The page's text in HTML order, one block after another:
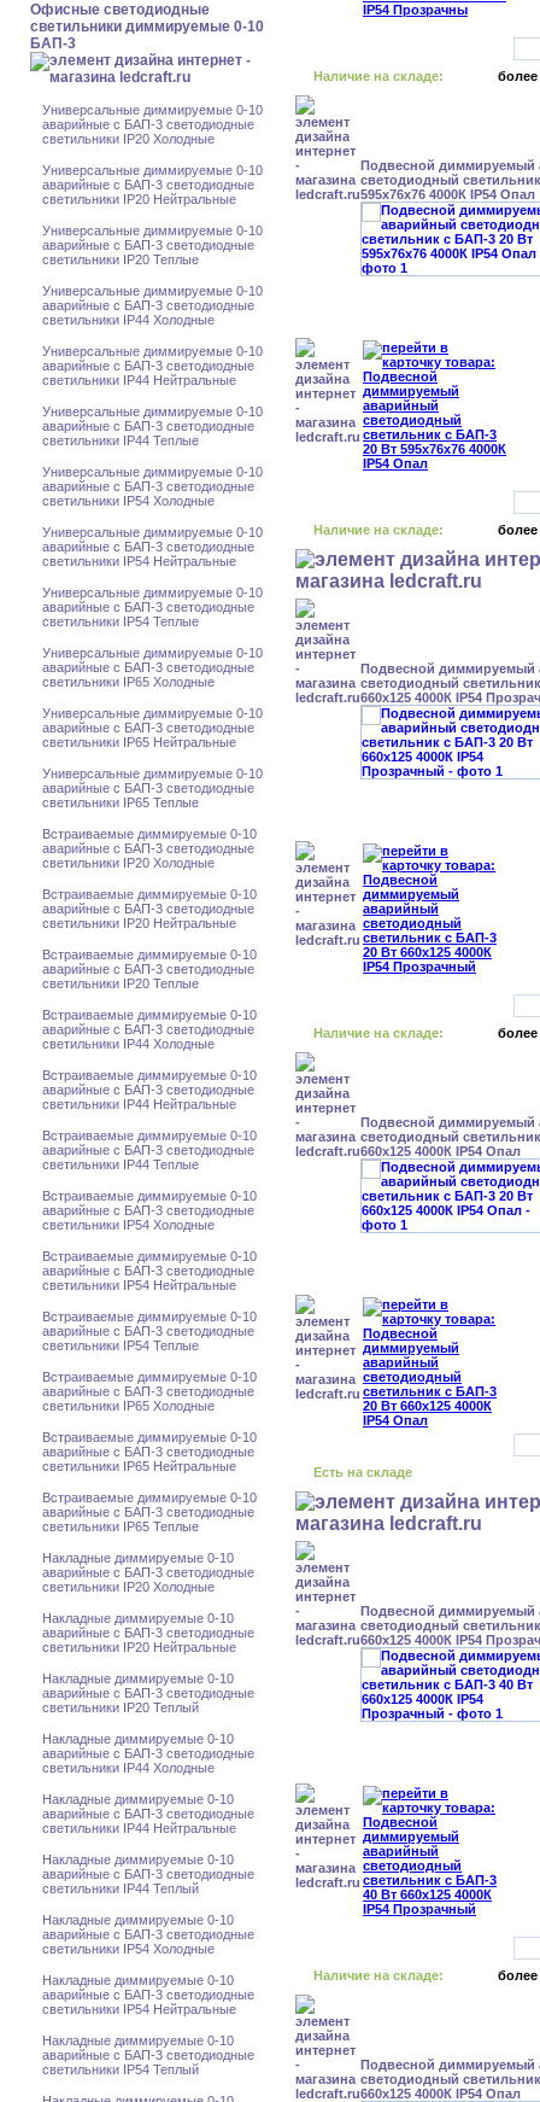
Офисные светодиодные
светильники диммируемые 0-10
БАП-3
Универсальные диммируемые 0-10
аварийные с БАП-3 светодиодные
светильники IP20 Холодные
Универсальные диммируемые 0-10
аварийные с БАП-3 светодиодные
светильники IP20 Нейтральные
Универсальные диммируемые 0-10
аварийные с БАП-3 светодиодные
светильники IP20 Теплые
Универсальные диммируемые 0-10
аварийные с БАП-3 светодиодные
светильники IP44 Холодные
Универсальные диммируемые 0-10
аварийные с БАП-3 светодиодные
светильники IP44 Нейтральные
Универсальные диммируемые 0-10
аварийные с БАП-3 светодиодные
светильники IP44 Теплые
Универсальные диммируемые 0-10
аварийные с БАП-3 светодиодные
светильники IP54 Холодные
Универсальные диммируемые 0-10
аварийные с БАП-3 светодиодные
светильники IP54 Нейтральные
Универсальные диммируемые 0-10
аварийные с БАП-3 светодиодные
светильники IP54 Теплые
Универсальные диммируемые 0-10
аварийные с БАП-3 светодиодные
светильники IP65 Холодные
Универсальные диммируемые 0-10
аварийные с БАП-3 светодиодные
светильники IP65 Нейтральные
Универсальные диммируемые 0-10
аварийные с БАП-3 светодиодные
светильники IP65 Теплые
Встраиваемые диммируемые 0-10
аварийные с БАП-3 светодиодные
светильники IP20 Холодные
Встраиваемые диммируемые 0-10
аварийные с БАП-3 светодиодные
светильники IP20 Нейтральные
Встраиваемые диммируемые 0-10
аварийные с БАП-3 светодиодные
светильники IP20 Теплые
Встраиваемые диммируемые 0-10
аварийные с БАП-3 светодиодные
светильники IP44 Холодные
Встраиваемые диммируемые 0-10
аварийные с БАП-3 светодиодные
светильники IP44 Нейтральные
Встраиваемые диммируемые 0-10
аварийные с БАП-3 светодиодные
светильники IP44 Теплые
Встраиваемые диммируемые 0-10
аварийные с БАП-3 светодиодные
светильники IP54 Холодные
Встраиваемые диммируемые 0-10
аварийные с БАП-3 светодиодные
светильники IP54 Нейтральные
Встраиваемые диммируемые 0-10
аварийные с БАП-3 светодиодные
светильники IP54 Теплые
Встраиваемые диммируемые 0-10
аварийные с БАП-3 светодиодные
светильники IP65 Холодные
Встраиваемые диммируемые 0-10
аварийные с БАП-3 светодиодные
светильники IP65 Нейтральные
Встраиваемые диммируемые 0-10
аварийные с БАП-3 светодиодные
светильники IP65 Теплые
Накладные диммируемые 0-10
аварийные с БАП-3 светодиодные
светильники IP20 Холодные
Накладные диммируемые 0-10
аварийные с БАП-3 светодиодные
светильники IP20 Нейтральные
Накладные диммируемые 0-10
аварийные с БАП-3 светодиодные
светильники IP20 Теплый
Накладные диммируемые 0-10
аварийные с БАП-3 светодиодные
светильники IP44 Холодные
Накладные диммируемые 0-10
аварийные с БАП-3 светодиодные
светильники IP44 Нейтральные
Накладные диммируемые 0-10
аварийные с БАП-3 светодиодные
светильники IP44 Теплый
Накладные диммируемые 0-10
аварийные с БАП-3 светодиодные
светильники IP54 Холодные
Накладные диммируемые 0-10
аварийные с БАП-3 светодиодные
светильники IP54 Нейтральные
Накладные диммируемые 0-10
аварийные с БАП-3 светодиодные
светильники IP54 Теплый
Наличие на складе: более
Подвесной диммируемый
светодиодный
595x76x76 4000К IP54 Опал
Наличие на складе: более
Подвесной диммируемый
светодиодный
660x125 4000К IP54
Наличие на складе: более
Подвесной диммируемый
светодиодный
660x125 4000К IP54 Опал
Есть на складе
Подвесной диммируемый
светодиодный
660x125 4000К IP54
Наличие на складе: более
Подвесной диммируемый
светодиодный
660x125 4000К IP54 Опал